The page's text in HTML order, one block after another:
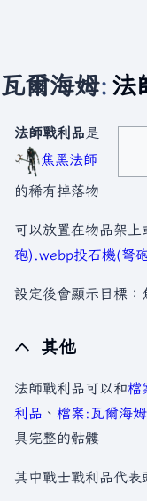
瓦爾海姆: 法
法師戰利品是
焦黑法師
的稀有掉落物
可以放置在物品架上
砲).webp投石機(弩
設定後會顯示目標：
其他
法師戰利品可以和檔
利品 、 檔案:瓦爾海
具完整的骷髏
其中戰士戰利品代